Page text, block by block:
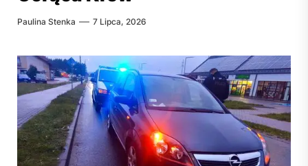
Paulina Stenka 7 Lipca, 2026